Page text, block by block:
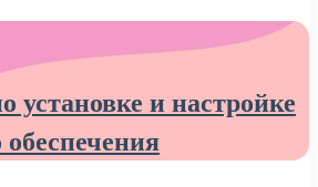
установке и настройке